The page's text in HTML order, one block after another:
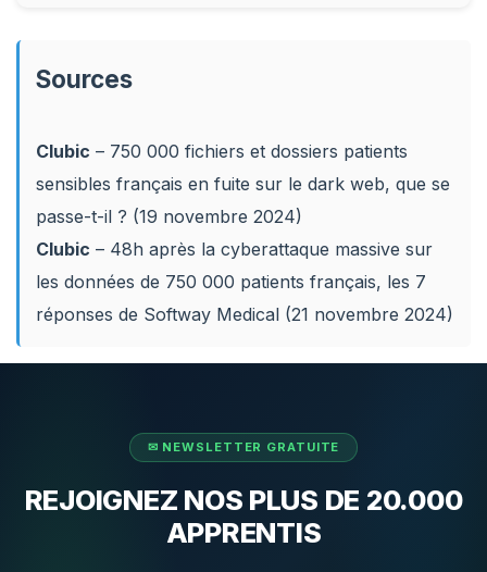
Sources
Clubic – 750 000 fichiers et dossiers patients
sensibles français en fuite sur le dark web, que se
passe-t-il ? (19 novembre 2024)
Clubic – 48h après la cyberattaque massive sur
les données de 750 000 patients français, les 7
réponses de Softway Medical (21 novembre 2024)
REJOIGNEZ NOS PLUS DE 20.000
APPRENTIS